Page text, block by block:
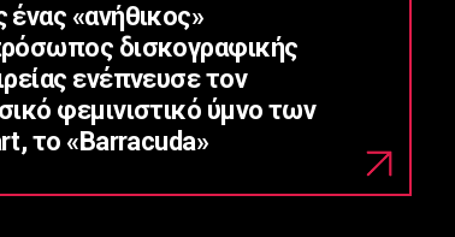
ένας «ανήθικος»
δισκογραφικής
ενέπνευσε τον
φεμινιστικό ύμνο των
το «Barracuda»